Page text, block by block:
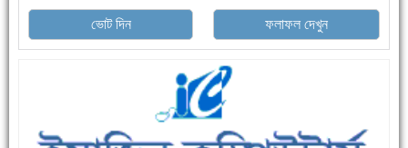
এক সপ্তাহে শনাক্ত বেড়েছে ৫৫%, মৃত্যু ৪৬%
ভোট দিন ফলাফল দেখুন